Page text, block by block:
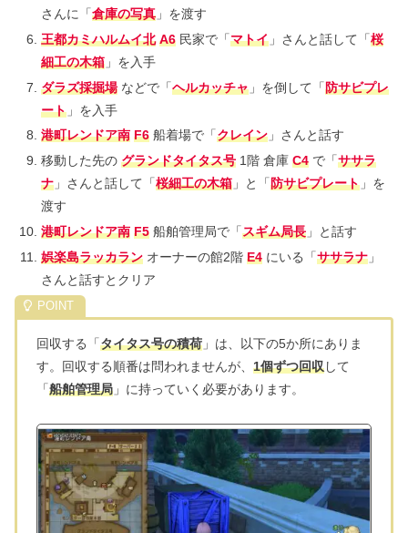
さんに「倉庫の写真」を渡す
王都カミハルムイ北 A6民家で「マトイ」さんと話して「桜
細工の木箱」を入手
ダラズ採掘場などで「ヘルカッチャ」を倒して「防サビプレ
ート」を入手
港町レンドア南 F6船着場で「クレイン」さんと話す
移動した先の グランドタイタス号1階 倉庫 C4で「ササラ
ナ」さんと話して「桜細工の木箱」と「防サビプレート」を
渡す
港町レンドア南 F5船舶管理局で「スギム局長」と話す
娯楽島ラッカランオーナーの館2階 E4にいる「ササラナ」
さんと話すとクリア
回収する「タイタス号の積荷 」は、以下の5か所にありま
す。回収する順番は問われませんが、 1個ずつ回収して
「船舶管理局 」に持っていく必要があります。